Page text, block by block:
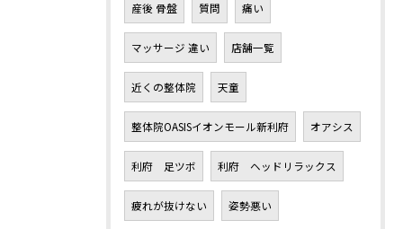
産後 骨盤 質問 痛い
マッサージ 違い 店舗一覧
近くの整体院 天童
整体院OASISイオンモール新利府 オアシス
利府 足ツボ 利府 ヘッドリラックス
疲れが抜けない 姿勢悪い